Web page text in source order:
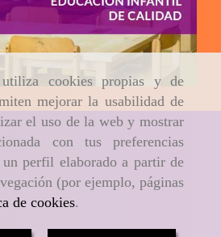
cookies propias y de
mejorar la usabilidad de
el uso de la web y mostrar
con tus preferencias
un perfil elaborado a partir de
(por ejemplo, páginas
de cookies.